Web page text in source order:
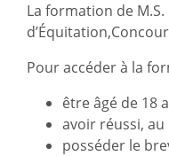
La formation de
Pour accéder à la
être âgé de 18
avoir réussi, au
posséder le